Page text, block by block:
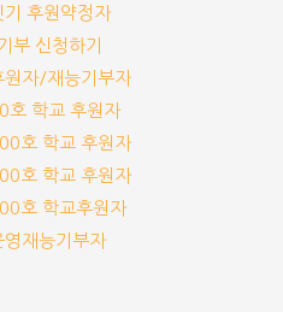
후원약정자
부 신청하기
자/재능기부자
학교 후원자
호 학교 후원자
호 학교 후원자
호 학교후원자
재능기부자